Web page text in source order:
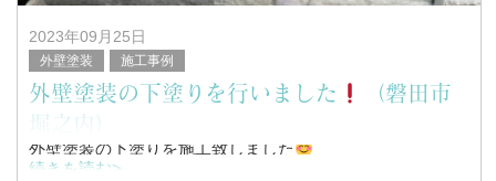
2023年09月25日
外壁塗装 施工事例
外壁塗装の下塗りを行いました
（磐田市
堀之内）
外壁塗装の下塗りを施工致しました
続きを読む>